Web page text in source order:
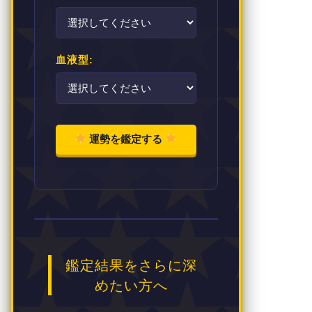
血液型:
運勢を鑑定する
鑑定結果をさらに深
めたい方へ